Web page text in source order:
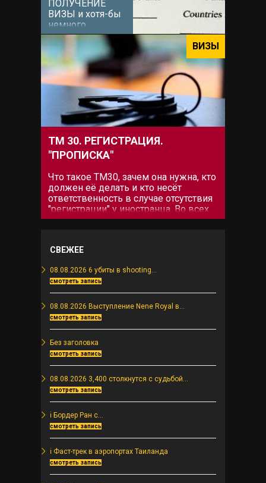
ПОЛУЧЕНИЕ
ВИЗЫ и хотя-бы
немного
сориентироваться
какой тип визы
Вам наиболее
подходит. После
этого (можно и
сразу[icon
name="grin-wink"
prefix="fas"])
можно...
ВИЗЫ
ТМ 30. РЕГИСТРАЦИЯ.
"ПРОПИСКА"
Что такое ТМ30, зачем она нужна, кто
должен её делать и кто несёт
ответственность в случае отсутствия
"регистрации" у иностранца. Во всех
этих вопросах разберёмся ниже. Что
2005 года совместно с законом об
СВЕЖЕЕ
08.08.2026 6 убиты в shooting...
смотреть запись
08.08.2026 Выступление Nene Royal в...
смотреть запись
Без заголовка
смотреть запись
08.08.2026 3,400 столкнутся с судьбой...
смотреть запись
ℹ️ Бордер Ран с...
смотреть запись
ℹ️ Фаст-трек в аэропортах Таиланда
смотреть запись